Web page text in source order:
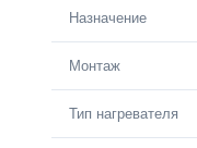
Назначение
Монтаж
Тип нагревателя